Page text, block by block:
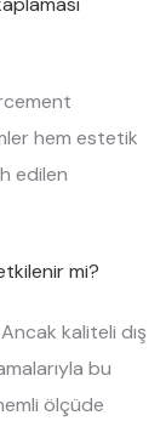
hem estetik
edilen
mi?
kaliteli dış
bu
ölçüde